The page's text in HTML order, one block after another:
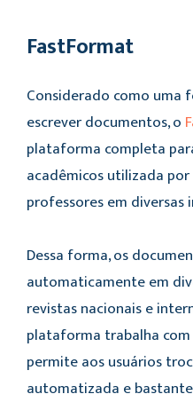
FastFormat
Considerado como uma
escrever documentos, o
plataforma completa
acadêmicos utilizada
professores em diversas
Dessa forma, os
automaticamente em
revistas nacionais e
plataforma trabalha
permite aos usuários
automatizada e